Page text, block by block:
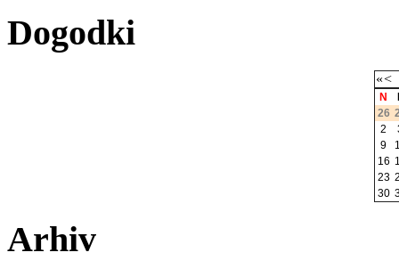
Dogodki
«<
N
26
2
9
16
23
30
Arhiv